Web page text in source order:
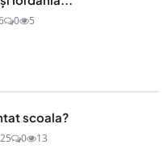
0 5
scoala?
0 13